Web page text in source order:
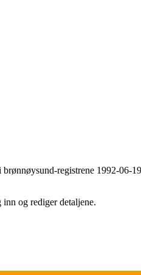
registrene 1992-06-
inn og rediger detaljene.